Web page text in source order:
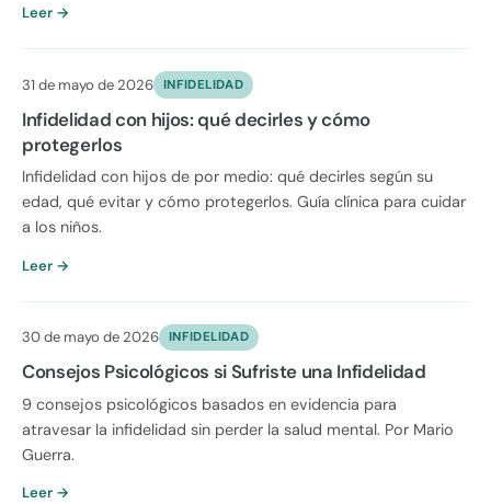
Leer →
31 de mayo de 2026 INFIDELIDAD
Infidelidad con hijos: qué decirles y cómo
protegerlos
Infidelidad con hijos de por medio: qué decirles según su
edad, qué evitar y cómo protegerlos. Guía clínica para cuidar
a los niños.
Leer →
30 de mayo de 2026 INFIDELIDAD
Consejos Psicológicos si Sufriste una Infidelidad
9 consejos psicológicos basados en evidencia para
atravesar la infidelidad sin perder la salud mental. Por Mario
Guerra.
Leer →